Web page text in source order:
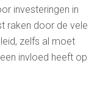
investeringen in
raken door de vele
zelfs al moet
invloed heeft op